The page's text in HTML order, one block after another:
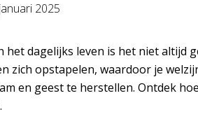
2025
het dagelijks leven is het niet altijd
zich opstapelen, waardoor je
en geest te herstellen. Ontdek